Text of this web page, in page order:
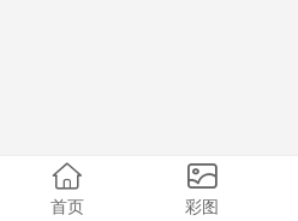
首页 彩图